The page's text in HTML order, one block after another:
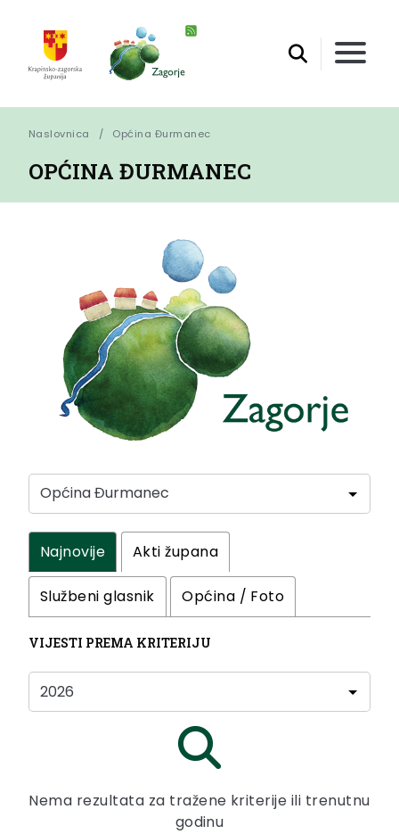
Naslovnica Općina Đurmanec
OPĆINA ĐURMANEC
Najnovije Akti župana
Službeni glasnik Općina / Foto
VIJESTI PREMA KRITERIJU
Nema rezultata za tražene kriterije ili trenutnu
godinu